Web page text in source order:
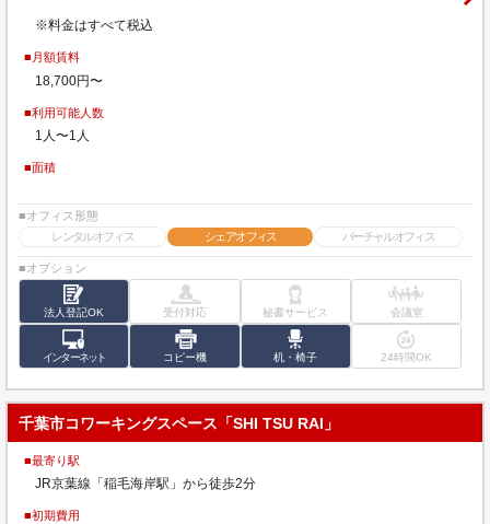
※料金はすべて税込
■月額賃料
18,700円〜
■利用可能人数
1人〜1人
■面積
■オフィス形態
レンタルオフィス
シェアオフィス バーチャルオフィス
■オプション
法人登記OK 受付対応 秘書サービス 会議室
インターネット コピー機 机・椅子 24時間OK
千葉市コワーキングスペース「SHI TSU RAI」
■最寄り駅
JR京葉線「稲毛海岸駅」から徒歩2分
■初期費用